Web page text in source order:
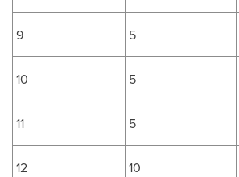
9 5
10 5
11 5
12 10